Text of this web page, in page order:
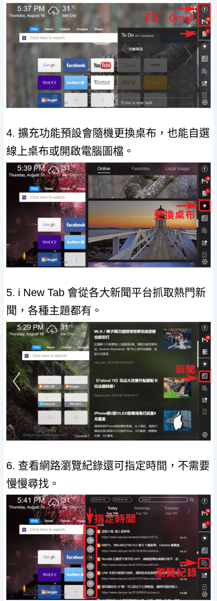
4. 擴充功能預設會隨機更換桌布，也能自選
線上桌布或開啟電腦圖檔。
5. i New Tab 會從各大新聞平台抓取熱門新
聞，各種主題都有。
6. 查看網路瀏覽紀錄還可指定時間，不需要
慢慢尋找。